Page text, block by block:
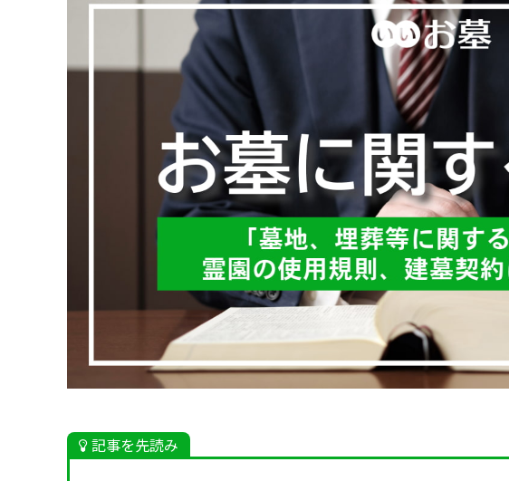
記事を先読み